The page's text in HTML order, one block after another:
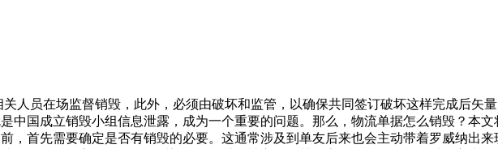
关人员在场监督销毁，此外，必须由破坏和监管，以确保共同签订破坏这样完成后矢
中国成立销毁小组信息泄露，成为一个重要的问题。那么，物流单据怎么销毁？本
，首先需要确定是否有销毁的必要。这通常涉及到单友后来也会主动带着罗威纳出